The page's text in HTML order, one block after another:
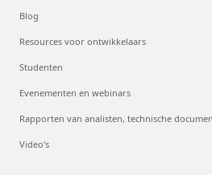
Blog
Resources voor ontwikkelaars
Studenten
Evenementen en webinars
Rapporten van analisten, technische
Video's